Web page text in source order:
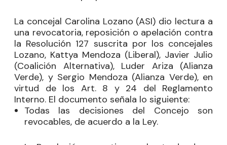
La concejal Carolina Lozano (ASI) dio lectura a
una revocatoria, reposición o apelación contra
la Resolución 127 suscrita por los concejales
Lozano, Kattya Mendoza (Liberal), Javier Julio
(Coalición Alternativa), Luder Ariza (Alianza
Verde), y Sergio Mendoza (Alianza Verde), en
virtud de los Art. 8 y 24 del Reglamento
Interno. El documento señala lo siguiente:
Todas las decisiones del Concejo son
revocables, de acuerdo a la Ley.